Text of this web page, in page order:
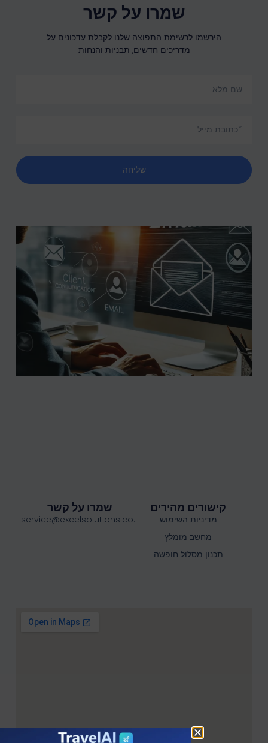
שמרו על קשר
הירשמו לרשימת התפוצה שלנו לקבלת עדכונים על
מדריכים חדשים, תבניות והנחות
שליחה
קישורים מהירים
מדיניות השימוש
מחשב מומלץ
תכנון מסלול חופשה
שמרו על קשר
service@excelsolutions.co.il